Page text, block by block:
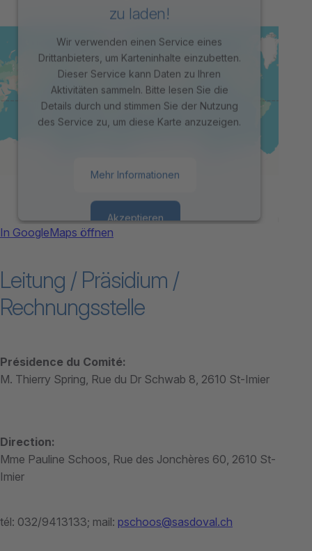
zu laden!
Wir verwenden einen Service eines
Drittanbieters, um Karteninhalte einzubetten.
Dieser Service kann Daten zu Ihren
Aktivitäten sammeln. Bitte lesen Sie die
Details durch und stimmen Sie der Nutzung
des Service zu, um diese Karte anzuzeigen.
Mehr Informationen
Akzeptieren
Management Platform
In GoogleMaps öffnen
Leitung / Präsidium /
Rechnungsstelle
Présidence du Comité:
M. Thierry Spring, Rue du Dr Schwab 8, 2610 St-Imier
Direction:
Mme Pauline Schoos, Rue des Jonchères 60, 2610 St-
Imier
tél: 032/9413133; mail: pschoos@sasdoval.ch